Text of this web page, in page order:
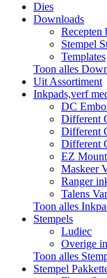
Dies
Downloads
Recepten
Stempel
Templates
Toon alles
Uit Assortiment
Inkpads,verf
DC
Different
Different
Different
EZ Mount
Maskeer
Ranger
Talens
Toon alles
Stempels
Ludiec
Overige
Toon alles
Stempel